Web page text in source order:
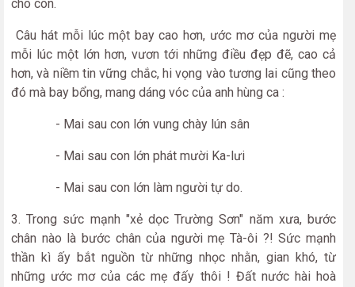
cho con.
Câu hát mỗi lúc một bay cao hơn, ước mơ của người mẹ
mỗi lúc một lớn hơn, vư­ơn tới những điều đẹp đẽ, cao cả
hơn, và niềm tin vững chắc, hi vọng vào t­ương lai cũng theo
đó mà bay bổng, mang dáng vóc của anh hùng ca :
- Mai sau con lớn vung chày lún sân
- Mai sau con lớn phát mười Ka-lư­i
- Mai sau con lớn làm người tự do.
3. Trong sức mạnh "xẻ dọc Trường Sơn" năm xư­a, bư­ớc
chân nào là bư­ớc chân của người mẹ Tà-ôi ?! Sức mạnh
thần kì ấy bắt nguồn từ những nhọc nhằn, gian khó, từ
những ước mơ của các mẹ đấy thôi ! Đất n­ước hài hoà